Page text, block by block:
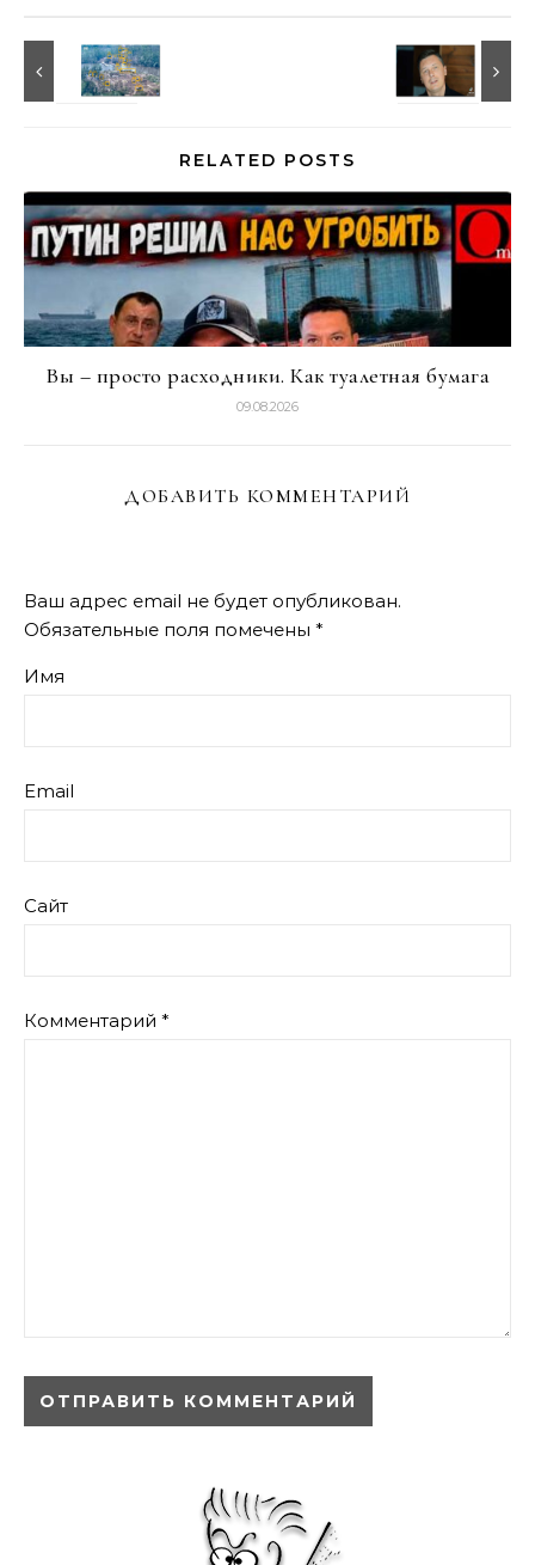
RELATED POSTS
Вы – просто расходники. Как туалетная бумага
09.08.2026
ДОБАВИТЬ КОММЕНТАРИЙ
Ваш адрес email не будет опубликован.
Обязательные поля помечены *
Имя
Email
Сайт
Комментарий *